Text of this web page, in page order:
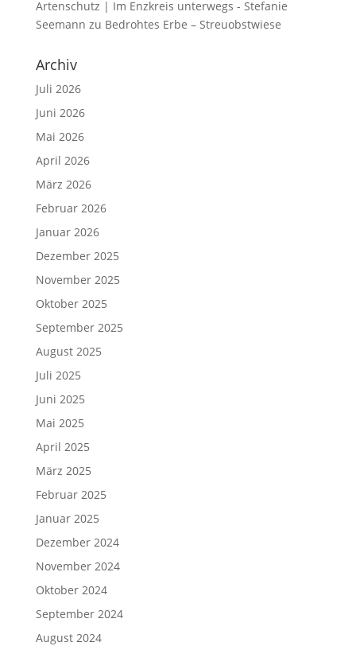
Artenschutz | Im Enzkreis unterwegs - Stefanie
Seemann zu Bedrohtes Erbe – Streuobstwiese
Archiv
Juli 2026
Juni 2026
Mai 2026
April 2026
März 2026
Februar 2026
Januar 2026
Dezember 2025
November 2025
Oktober 2025
September 2025
August 2025
Juli 2025
Juni 2025
Mai 2025
April 2025
März 2025
Februar 2025
Januar 2025
Dezember 2024
November 2024
Oktober 2024
September 2024
August 2024